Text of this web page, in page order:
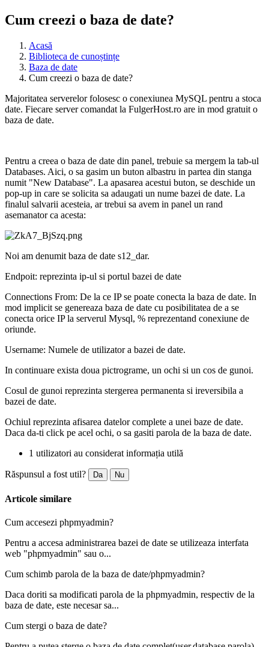
Cum creezi o baza de date?
Acasă
Biblioteca de cunoștințe
Baza de date
Cum creezi o baza de date?
Majoritatea serverelor folosesc o conexiunea MySQL pentru a stoca
date. Fiecare server comandat la FulgerHost.ro are in mod gratuit o
baza de date.
Pentru a creea o baza de date din panel, trebuie sa mergem la tab-ul
Databases. Aici, o sa gasim un buton albastru in partea din stanga
numit "New Database". La apasarea acestui buton, se deschide un
pop-up in care se solicita sa adaugati un nume bazei de date. La
finalul salvarii acesteia, ar trebui sa avem in panel un rand
asemanator ca acesta:
Noi am denumit baza de date s12_dar.
Endpoit: reprezinta ip-ul si portul bazei de date
Connections From: De la ce IP se poate conecta la baza de date. In
mod implicit se genereaza baza de date cu posibilitatea de a se
conecta orice IP la serverul Mysql, % reprezentand conexiune de
oriunde.
Username: Numele de utilizator a bazei de date.
In continuare exista doua pictrograme, un ochi si un cos de gunoi.
Cosul de gunoi reprezinta stergerea permanenta si ireversibila a
bazei de date.
Ochiul reprezinta afisarea datelor complete a unei baze de date.
Daca da-ti click pe acel ochi, o sa gasiti parola de la baza de date.
1 utilizatori au considerat informația utilă
Răspunsul a fost util? Da Nu
Articole similare
Cum accesezi phpmyadmin?
Pentru a accesa administrarea bazei de date se utilizeaza interfata
web "phpmyadmin" sau o...
Cum schimb parola de la baza de date/phpmyadmin?
Daca doriti sa modificati parola de la phpmyadmin, respectiv de la
baza de date, este necesar sa...
Cum stergi o baza de date?